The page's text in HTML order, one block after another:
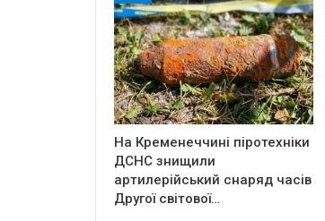
На Кременеччині піротехніки
ДСНС знищили
артилерійський снаряд часів
Другої світової…